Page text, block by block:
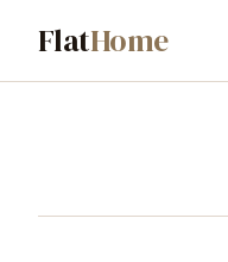
FlatHome